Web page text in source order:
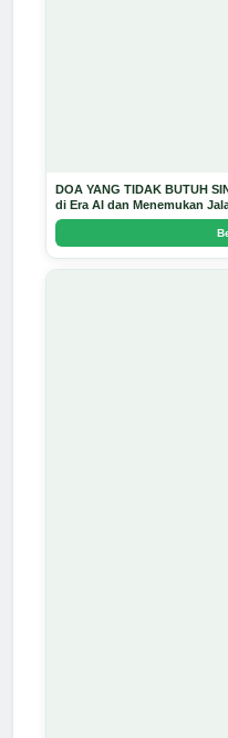
DOA YANG TIDAK BUTUH
di Era AI dan Menemukan
Arda Dinata